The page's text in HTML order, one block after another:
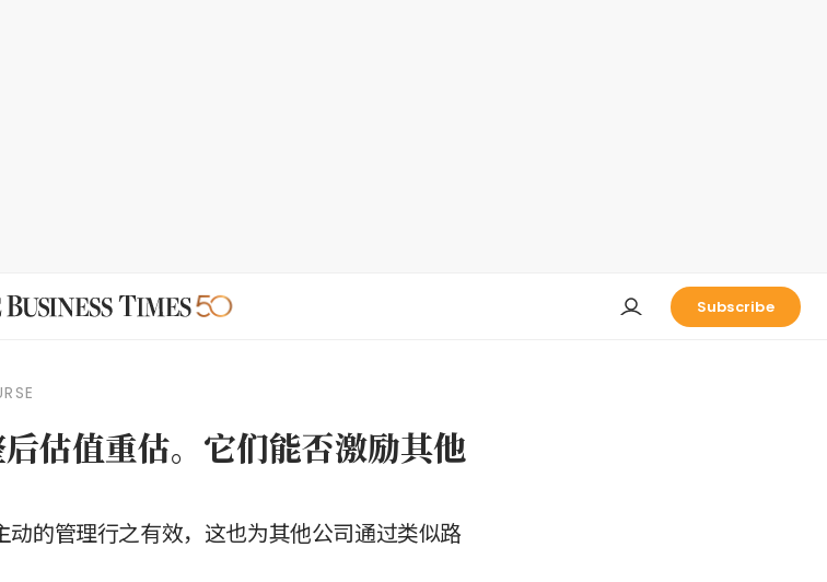
Subscribe
估值重估。它们能否激励其他
的管理行之有效，这也为其他公司通过类似路